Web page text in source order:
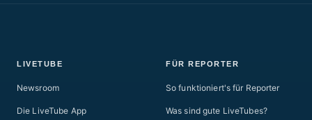
LIVETUBE
Newsroom
Die LiveTube App
FÜR REPORTER
So funktioniert's für Reporter
Was sind gute LiveTubes?